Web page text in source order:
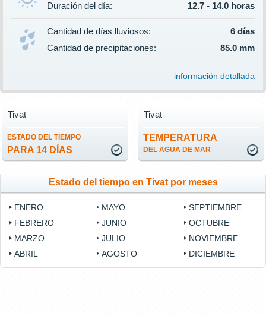
Duración del día:
12.7 - 14.0 horas
Cantidad de días lluviosos:
6 días
Cantidad de precipitaciones:
85.0 mm
información detallada
ESTADO DEL TIEMPO
PARA 14 DÍAS
Tivat
TEMPERATURA
DEL AGUA DE MAR
Tivat
Estado del tiempo en Tivat por meses
ENERO
FEBRERO
MARZO
ABRIL
MAYO
JUNIO
JULIO
AGOSTO
SEPTIEMBRE
OCTUBRE
NOVIEMBRE
DICIEMBRE